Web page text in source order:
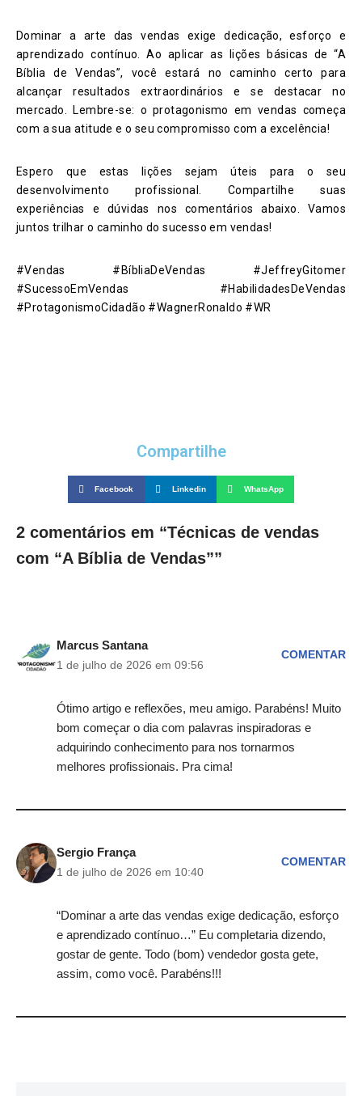
Dominar a arte das vendas exige dedicação, esforço e
aprendizado contínuo. Ao aplicar as lições básicas de “A
Bíblia de Vendas”, você estará no caminho certo para
alcançar resultados extraordinários e se destacar no
mercado. Lembre-se: o protagonismo em vendas começa
com a sua atitude e o seu compromisso com a excelência!
Espero que estas lições sejam úteis para o seu
desenvolvimento profissional. Compartilhe suas
experiências e dúvidas nos comentários abaixo. Vamos
juntos trilhar o caminho do sucesso em vendas!
#Vendas #BíbliaDeVendas #JeffreyGitomer
#SucessoEmVendas #HabilidadesDeVendas
#ProtagonismoCidadão #WagnerRonaldo #WR
Compartilhe
Facebook Linkedin WhatsApp
2 comentários em “Técnicas de vendas
com “A Bíblia de Vendas””
Marcus Santana
1 de julho de 2026 em 09:56
COMENTAR
Ótimo artigo e reflexões, meu amigo. Parabéns! Muito
bom começar o dia com palavras inspiradoras e
adquirindo conhecimento para nos tornarmos
melhores profissionais. Pra cima!
Sergio França
1 de julho de 2026 em 10:40
COMENTAR
“Dominar a arte das vendas exige dedicação, esforço
e aprendizado contínuo…” Eu completaria dizendo,
gostar de gente. Todo (bom) vendedor gosta gete,
assim, como você. Parabéns!!!